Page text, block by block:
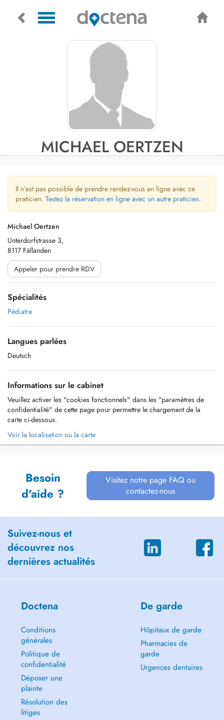
MICHAEL OERTZEN
Il n’est pas possible de prendre rendez-vous en ligne avec ce
praticien. Testez la réservation en ligne avec un autre praticien.
Michael Oertzen
Unterdorfstrasse 3,
8117 Fällanden
Appeler pour prendre RDV
Spécialités
Pédiatre
Langues parlées
Deutsch
Informations sur le cabinet
Veuillez activer les "cookies fonctionnels" dans les "paramètres de
confidentialité" de cette page pour permettre le chargement de la
carte ci-dessous.
Voir la localisation ou la carte
Besoin
d'aide ?
Visitez notre page FAQ ou
contactez-nous
Suivez-nous et
découvrez nos
dernières actualités
Doctena
Conditions
générales
Politique de
confidentialité
Déposer une
plainte
Résolution des
litiges
De garde
Hôpitaux de garde
Pharmacies de
garde
Urgences dentaires